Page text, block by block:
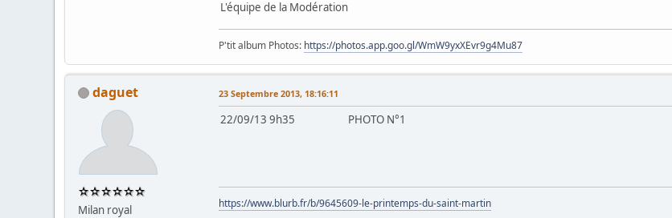
L'équipe de la Modération
P'tit album Photos: https://photos.app.goo.gl/WmW9yxXEvr9g4Mu87
daguet
Milan royal
23 Septembre 2013, 18:16:11
22/09/13 9h35 PHOTO N°1
https://www.blurb.fr/b/9645609-le-printemps-du-saint-martin